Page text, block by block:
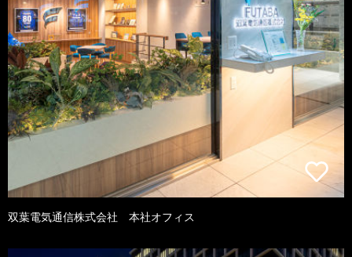
双葉電気通信株式会社 本社オフィス